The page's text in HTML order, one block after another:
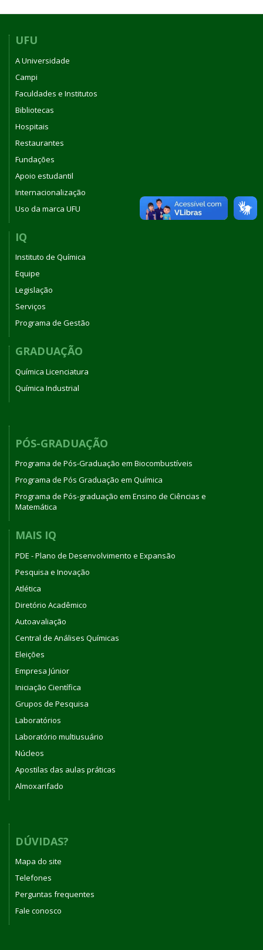
UFU
A Universidade
Campi
Faculdades e Institutos
Bibliotecas
Hospitais
Restaurantes
Fundações
Apoio estudantil
Internacionalização
Uso da marca UFU
IQ
Instituto de Química
Equipe
Legislação
Serviços
Programa de Gestão
GRADUAÇÃO
Química Licenciatura
Química Industrial
PÓS-GRADUAÇÃO
Programa de Pós-Graduação em Biocombustíveis
Programa de Pós Graduação em Química
Programa de Pós-graduação em Ensino de Ciências e
Matemática
MAIS IQ
PDE - Plano de Desenvolvimento e Expansão
Pesquisa e Inovação
Atlética
Diretório Acadêmico
Autoavaliação
Central de Análises Químicas
Eleições
Empresa Júnior
Iniciação Científica
Grupos de Pesquisa
Laboratórios
Laboratório multiusuário
Núcleos
Apostilas das aulas práticas
Almoxarifado
DÚVIDAS?
Mapa do site
Telefones
Perguntas frequentes
Fale conosco